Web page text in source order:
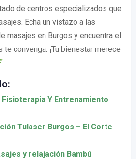
de centros especializados que
Echa un vistazo a las
masajes en Burgos y encuentra el
te convenga. ¡Tu bienestar merece
Fisioterapia Y Entrenamiento
Tulaser Burgos – El Corte
y relajación Bambú